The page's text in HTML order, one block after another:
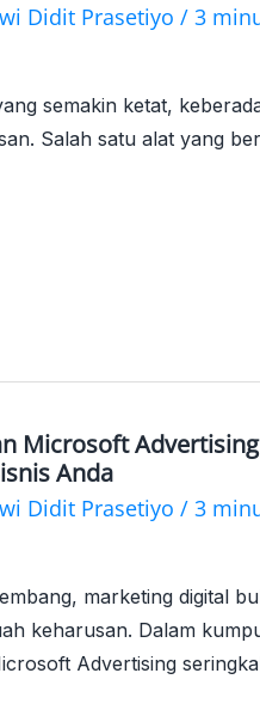
Didit Prasetiyo / 3
semakin ketat,
Salah satu alat yang
Microsoft
Anda
Didit Prasetiyo / 3
marketing digital
keharusan. Dalam
Advertising